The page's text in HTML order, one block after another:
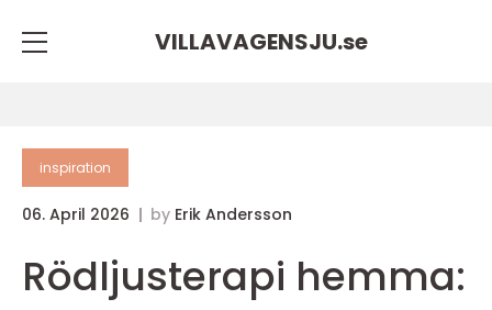
VILLAVAGENSJU.se
inspiration
06. April 2026 by Erik Andersson
Rödljusterapi hemma: